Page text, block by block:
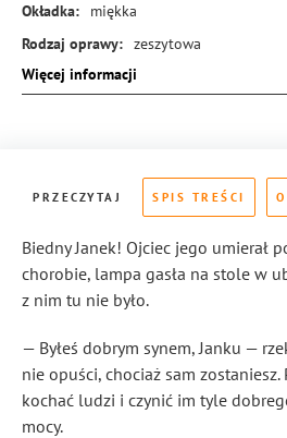
Okładka:
miękka
Rodzaj oprawy: zeszytowa
ISBN:
978-83-288-0029-8
Więcej informacji
PRZECZYTAJ SPIS TREŚCI
Biedny Janek! Ojciec jego umierał
chorobie, lampa gasła na stole w
z nim tu nie było.
— Byłeś dobrym synem, Janku —
nie opuści, chociaż sam
kochać ludzi i czynić im tyle
mocy.